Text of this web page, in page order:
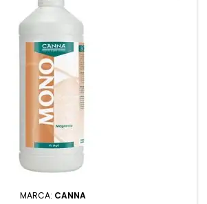
MARCA: CANNA